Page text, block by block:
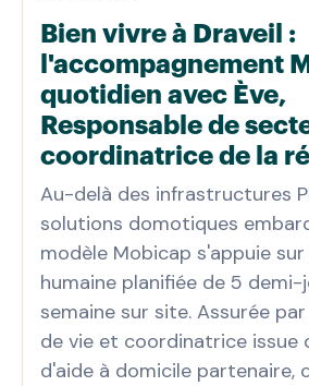
Bien vivre à Draveil :
l'accompagnement
quotidien avec Ève,
Responsable de
coordinatrice de la
Au-delà des infrastructures
solutions domotiques
modèle Mobicap s'appuie
humaine planifiée de 5 demi-
semaine sur site. Assurée par
de vie et coordinatrice issue
d'aide à domicile partenaire,